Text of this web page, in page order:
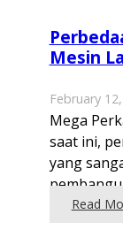
Mesin
February
Mega
saat ini,
yang
Read